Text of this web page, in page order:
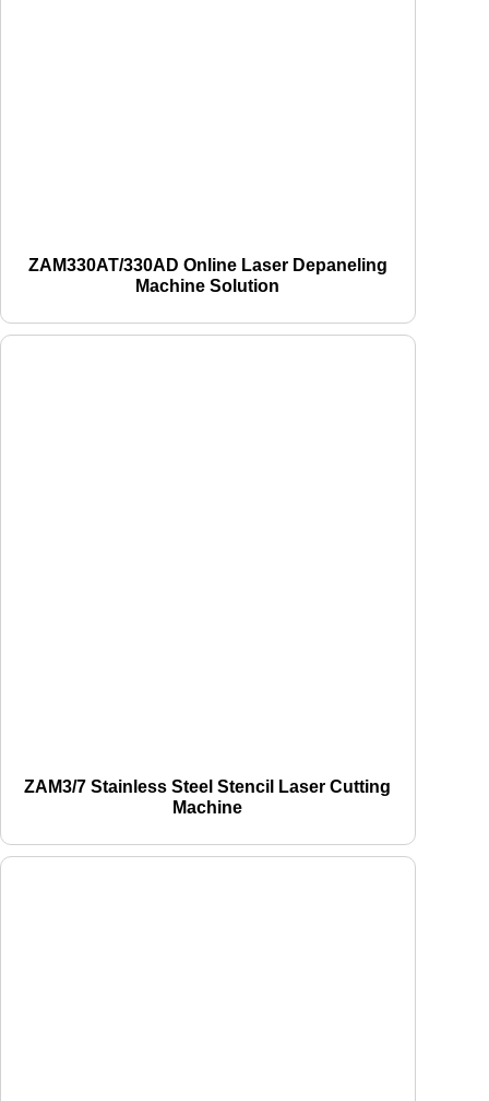
ZAM330AT/330AD Online Laser Depaneling
Machine Solution
ZAM3/7 Stainless Steel Stencil Laser Cutting
Machine